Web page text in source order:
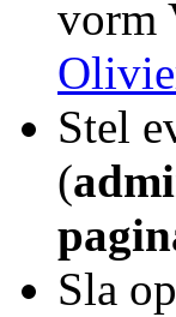
vorm
Stel
(
Sla op